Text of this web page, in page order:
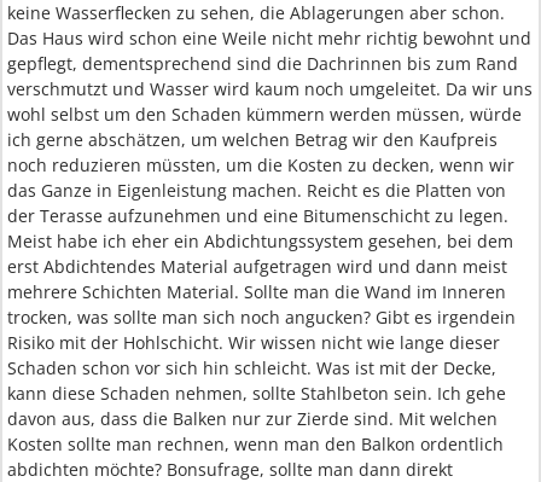
keine Wasserflecken zu sehen, die Ablagerungen aber schon.
Das Haus wird schon eine Weile nicht mehr richtig bewohnt und
gepflegt, dementsprechend sind die Dachrinnen bis zum Rand
verschmutzt und Wasser wird kaum noch umgeleitet. Da wir uns
wohl selbst um den Schaden kümmern werden müssen, würde
ich gerne abschätzen, um welchen Betrag wir den Kaufpreis
noch reduzieren müssten, um die Kosten zu decken, wenn wir
das Ganze in Eigenleistung machen. Reicht es die Platten von
der Terasse aufzunehmen und eine Bitumenschicht zu legen.
Meist habe ich eher ein Abdichtungssystem gesehen, bei dem
erst Abdichtendes Material aufgetragen wird und dann meist
mehrere Schichten Material. Sollte man die Wand im Inneren
trocken, was sollte man sich noch angucken? Gibt es irgendein
Risiko mit der Hohlschicht. Wir wissen nicht wie lange dieser
Schaden schon vor sich hin schleicht. Was ist mit der Decke,
kann diese Schaden nehmen, sollte Stahlbeton sein. Ich gehe
davon aus, dass die Balken nur zur Zierde sind. Mit welchen
Kosten sollte man rechnen, wenn man den Balkon ordentlich
abdichten möchte? Bonsufrage, sollte man dann direkt